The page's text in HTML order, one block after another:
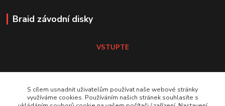
Braid závodní disky
VSTUPTE
S cílem usnadnit uživatelům používat naše webové stránky
využíváme cookies. Používáním našich stránek souhlasíte s